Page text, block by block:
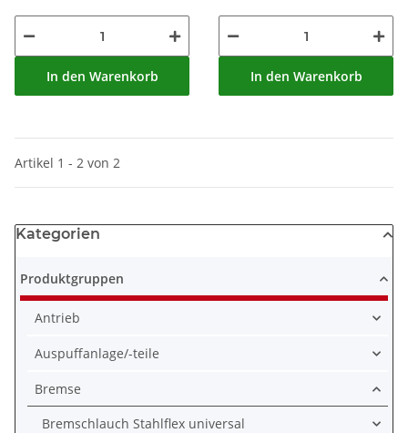
In den Warenkorb In den Warenkorb
Artikel 1 - 2 von 2
Kategorien
Produktgruppen
Antrieb
Auspuffanlage/-teile
Bremse
Bremschlauch Stahlflex universal